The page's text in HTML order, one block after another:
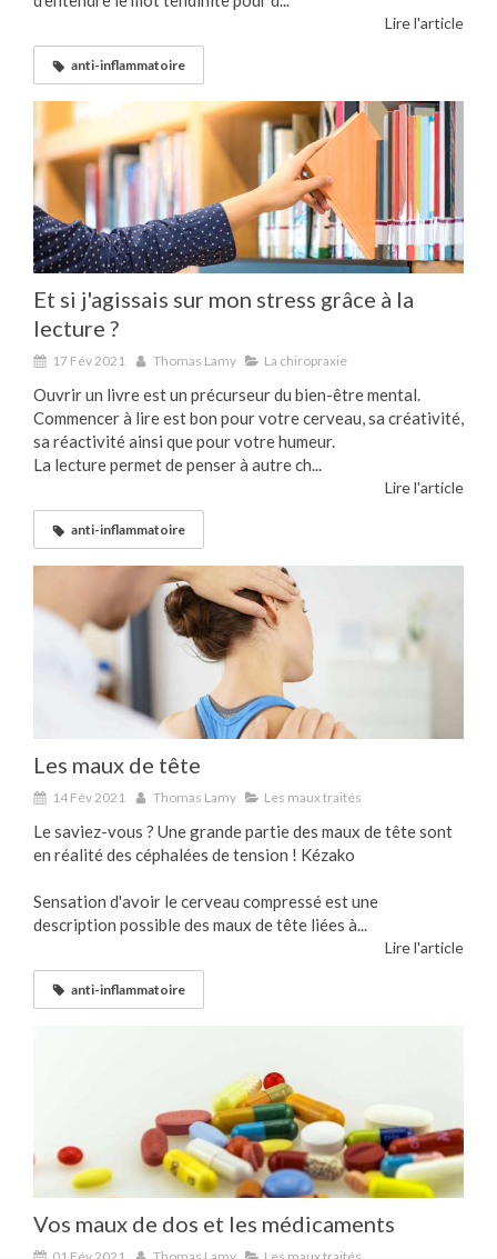
Lire l'article
anti-inflammatoire
Et si j'agissais sur mon stress grâce à la
lecture ?
17 Fév 2021 Thomas Lamy La chiropraxie
Ouvrir un livre est un précurseur du bien-être mental.
Commencer à lire est bon pour votre cerveau, sa créativité,
sa réactivité ainsi que pour votre humeur.
La lecture permet de penser à autre ch...
Lire l'article
anti-inflammatoire
Les maux de tête
14 Fév 2021 Thomas Lamy Les maux traités
Le saviez-vous ? Une grande partie des maux de tête sont
en réalité des céphalées de tension ! Kézako
Sensation d'avoir le cerveau compressé est une
description possible des maux de tête liées à...
Lire l'article
anti-inflammatoire
Vos maux de dos et les médicaments